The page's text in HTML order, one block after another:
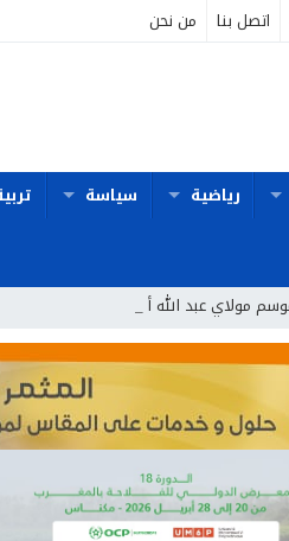
اتصل بنا من نحن
رياضية سياسة